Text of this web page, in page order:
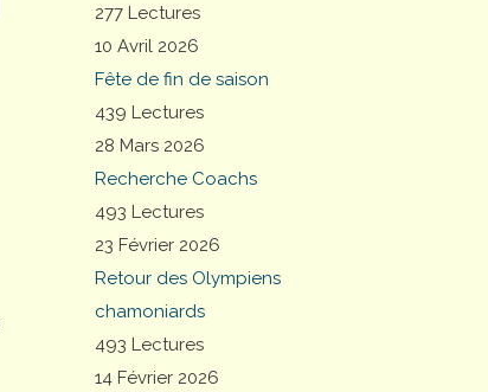
277 Lectures
10 Avril 2026
Fête de fin de saison
439 Lectures
28 Mars 2026
Recherche Coachs
493 Lectures
23 Février 2026
Retour des Olympiens
chamoniards
493 Lectures
14 Février 2026